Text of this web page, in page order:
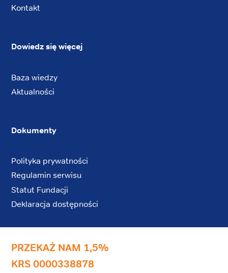
Kontakt
Dowiedz się więcej
Baza wiedzy
Aktualności
Dokumenty
Polityka prywatności
Regulamin serwisu
Statut Fundacji
Deklaracja dostępności
PRZEKAŻ NAM 1,5%
KRS 0000338878